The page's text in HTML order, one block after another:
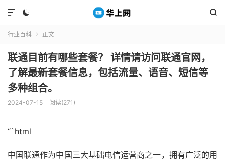
 

行业百科  正文
联通目前有哪些套餐？ 详情请访问联通官网，
了解最新套餐信息，包括流量、语音、短信等
多种组合。
2024-07-15 阅读(271)
“`html
中国联通作为中国三大基础电信运营商之一，拥有广泛的用